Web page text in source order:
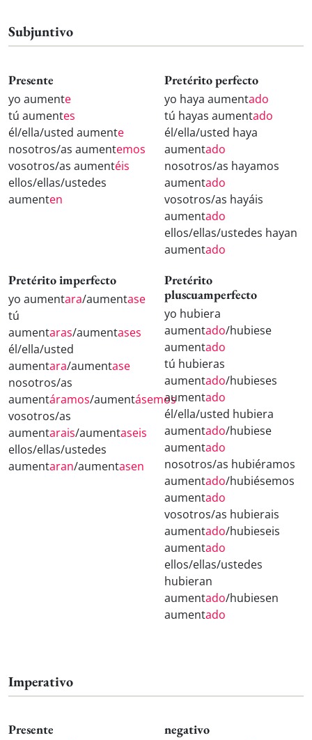
Subjuntivo
Presente
yo aumente
tú aumentes
él/ella/usted aumente
nosotros/as aumentemos
vosotros/as aumentéis
ellos/ellas/ustedes
aumenten
Pretérito perfecto
yo haya aumentado
tú hayas aumentado
él/ella/usted haya
aumentado
nosotros/as hayamos
aumentado
vosotros/as hayáis
aumentado
ellos/ellas/ustedes hayan
aumentado
Pretérito imperfecto
yo aumentara/aumentase
tú
aumentaras/aumentases
él/ella/usted
aumentara/aumentase
nosotros/as
aumentáramos/aumentásemos
vosotros/as
aumentarais/aumentaseis
ellos/ellas/ustedes
aumentaran/aumentasen
Pretérito
pluscuamperfecto
yo hubiera
aumentado/hubiese
aumentado
tú hubieras
aumentado/hubieses
aumentado
él/ella/usted hubiera
aumentado/hubiese
aumentado
nosotros/as hubiéramos
aumentado/hubiésemos
aumentado
vosotros/as hubierais
aumentado/hubieseis
aumentado
ellos/ellas/ustedes
hubieran
aumentado/hubiesen
aumentado
Imperativo
Presente negativo